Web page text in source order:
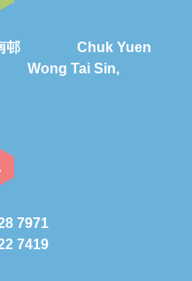
邨 Chuk Yuen
Tai Sin,
7971
7419